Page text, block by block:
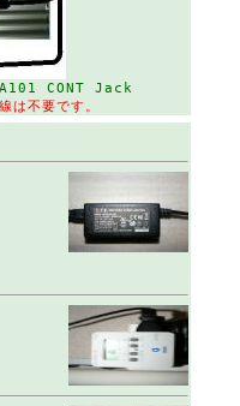
CONT Jack
は不要です。